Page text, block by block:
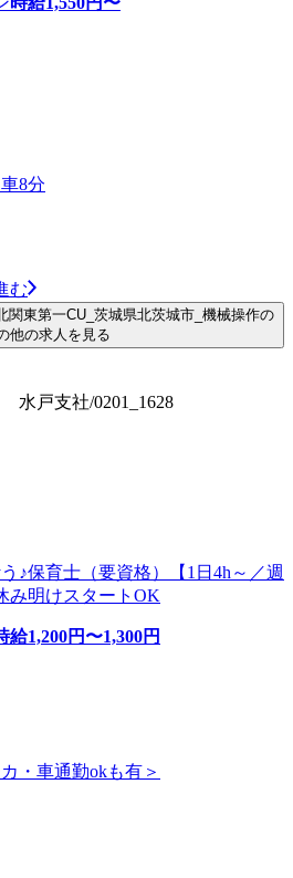
8分
む
東第一CU_茨城県北茨城市_機械操作の
他の求人を見る
水戸支社/0201_1628
♪保育士（要資格）【1日4h～／週
み明けスタートOK
給1,200円〜1,300円
・車通勤okも有＞